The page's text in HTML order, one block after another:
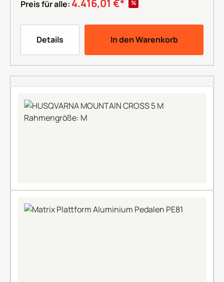
Preis für alle: 4.416,01 €* %
Details In den Warenkorb